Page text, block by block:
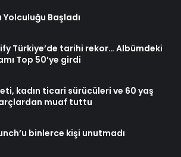
Yolculuğu Başladı
Türkiye’de tarihi rekor… Albümdeki
Top 50’ye girdi
kadın ticari sürücüleri ve 60 yaş
muaf tuttu
binlerce kişi unutmadı